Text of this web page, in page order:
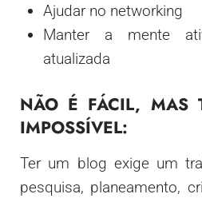
Ajudar no networking
Manter a mente
atualizada
NÃO É FÁCIL, MAS
IMPOSSÍVEL:
Ter um blog exige um
pesquisa, planeamento,